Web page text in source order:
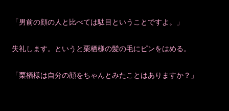
「男前の顔の人と比べては駄目ということですよ。」
失礼します。というと栗栖様の髪の毛にピンをはめる。
「栗栖様は自分の顔をちゃんとみたことはありますか？」